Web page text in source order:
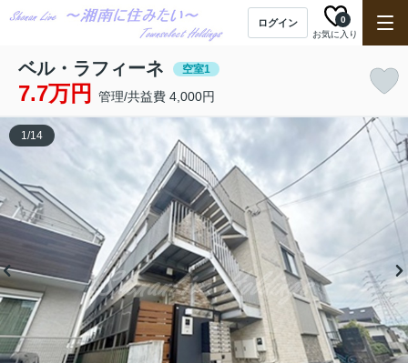
ログイン
お気に入り
0
ベル・ラフィーネ 空室1
7.7万円 管理/共益費 4,000円
1/14